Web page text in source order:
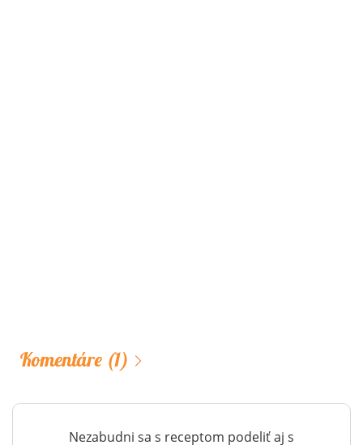
Komentáre (1)
Nezabudni sa s receptom podeliť aj s